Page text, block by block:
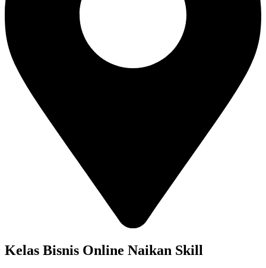
Kelas Bisnis Online Naikan Skill